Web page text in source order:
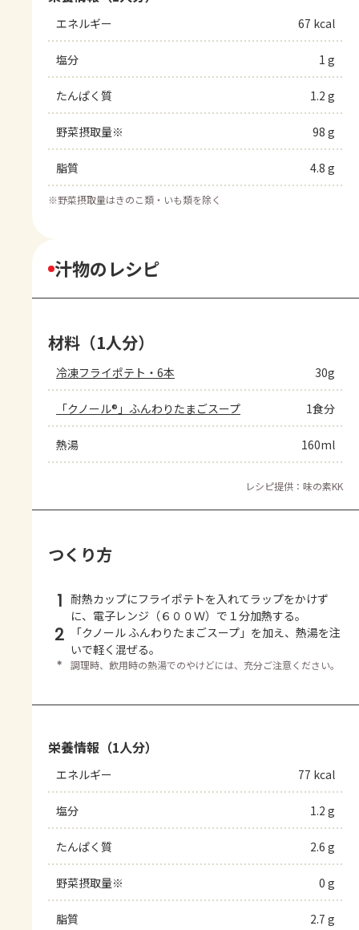
エネルギー 67 kcal
塩分 1 g
たんぱく質 1.2 g
野菜摂取量※ 98 g
脂質 4.8 g
※野菜摂取量はきのこ類・いも類を除く
汁物のレシピ
材料（1人分）
冷凍フライポテト・6本 30g
「クノール®」ふんわりたまごスープ 1食分
熱湯 160ml
レシピ提供：味の素KK
つくり方
1 耐熱カップにフライポテトを入れてラップをかけず
に、電子レンジ（６００Ｗ）で１分加熱する。
2
「クノール ふんわりたまごスープ」を加え、熱湯を注
いで軽く混ぜる。
＊ 調理時、飲用時の熱湯でのやけどには、充分ご注意ください。
栄養情報（1人分）
エネルギー 77 kcal
塩分 1.2 g
たんぱく質 2.6 g
野菜摂取量※ 0 g
脂質 2.7 g